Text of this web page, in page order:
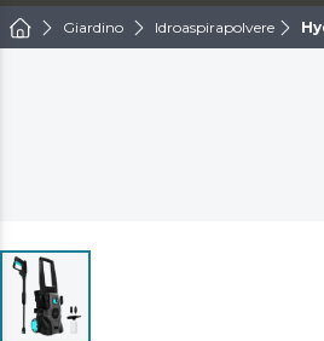
Giardino Idroaspirapolvere